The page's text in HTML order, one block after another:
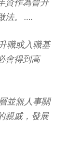
法。 ….
職或入職基
會得到高
並無人事關
親戚，發展